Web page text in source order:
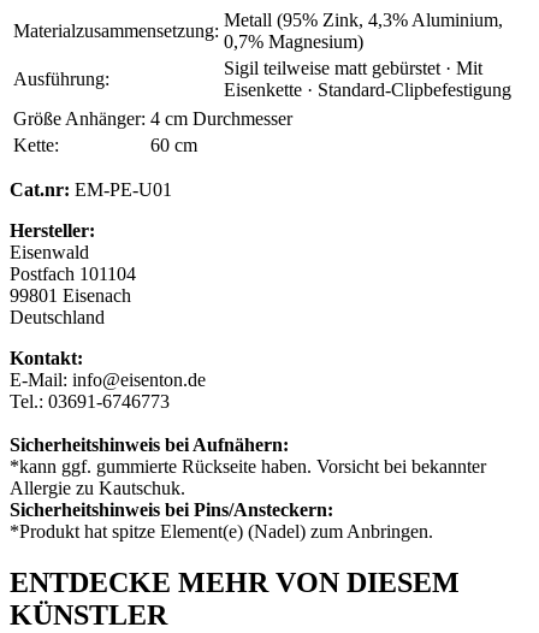
Materialzusammensetzung:
Metall (95% Zink, 4,3% Aluminium,
0,7% Magnesium)
Ausführung:
Sigil teilweise matt gebürstet · Mit
Eisenkette · Standard-Clipbefestigung
Größe Anhänger: 4 cm Durchmesser
Kette:
60 cm
Cat.nr: EM-PE-U01
Hersteller:
Eisenwald
Postfach 101104
99801 Eisenach
Deutschland
Kontakt:
E-Mail: info@eisenton.de
Tel.: 03691-6746773
Sicherheitshinweis bei Aufnähern:
*kann ggf. gummierte Rückseite haben. Vorsicht bei bekannter
Allergie zu Kautschuk.
Sicherheitshinweis bei Pins/Ansteckern:
*Produkt hat spitze Element(e) (Nadel) zum Anbringen.
ENTDECKE MEHR VON DIESEM
KÜNSTLER